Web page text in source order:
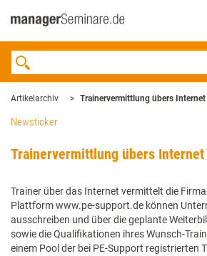
Artikelarchiv Trainervermittlung übers Internet
Newsticker
Trainervermittlung übers Internet
Trainer über das Internet vermittelt die
Plattform www.pe-support.de können
ausschreiben und über die geplante
sowie die Qualifikationen ihres Wunsch-
einem Pool der bei PE-Support registrierten